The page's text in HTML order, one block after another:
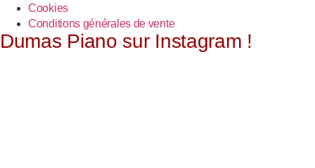
Cookies
Conditions générales de vente
Dumas Piano sur Instagram !